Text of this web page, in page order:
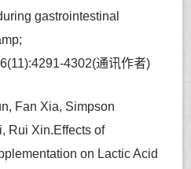
gastrointestinal
4302(通讯作者)
Fan Xia, Simpson
Rui Xin.Effects of
on Lactic Acid